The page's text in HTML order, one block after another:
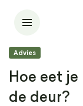
Advies
Hoe eet
de deur?